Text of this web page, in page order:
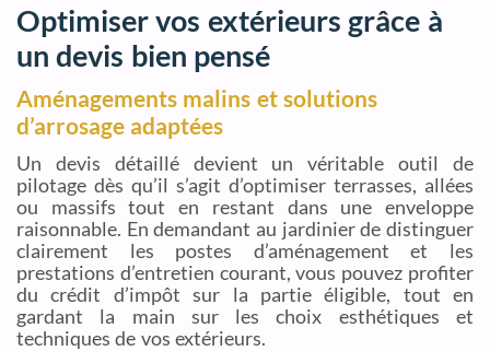
Optimiser vos extérieurs grâce à
un devis bien pensé
Aménagements malins et solutions
d’arrosage adaptées
Un devis détaillé devient un véritable outil de
pilotage dès qu’il s’agit d’optimiser terrasses, allées
ou massifs tout en restant dans une enveloppe
raisonnable. En demandant au jardinier de distinguer
clairement les postes d’aménagement et les
prestations d’entretien courant, vous pouvez profiter
du crédit d’impôt sur la partie éligible, tout en
gardant la main sur les choix esthétiques et
techniques de vos extérieurs.